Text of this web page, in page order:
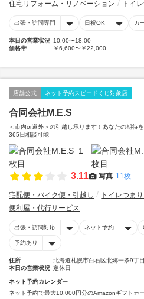
住宅リフォーム・リノベーション トイ
出張・訪問専門 日祝OK カ
本日の営業状況 10:00〜18:00
価格帯
￥6,600〜￥22,000
店舗公式 ネット予約スピードくじ対象店
合同会社M.E.S
＜市内or道外＞の引越し承ります！あなたの期待
365日相談可能
3.11 写真 11枚
宅配便・バイク便・引越し
トイレつま
便利屋・代行サービス
出張・訪問対応 ネット予約
予約あり
住所
北海道札幌市白石区北郷一条9丁
本日の営業状況 定休日
ネット予約カレンダー
ネット予約で最大10,000円分のAmazonギフトカ